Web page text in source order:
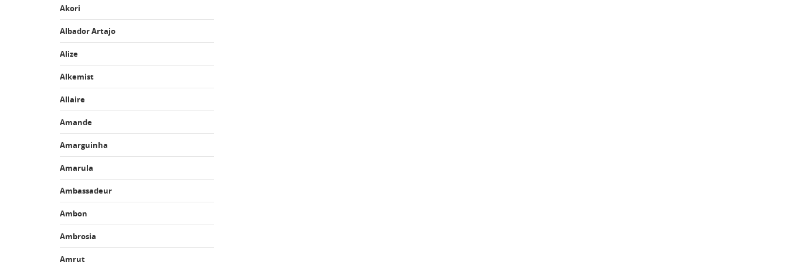
Akori
Albador Artajo
Alize
Alkemist
Allaire
Amande
Amarguinha
Amarula
Ambassadeur
Ambon
Ambrosia
Amrut